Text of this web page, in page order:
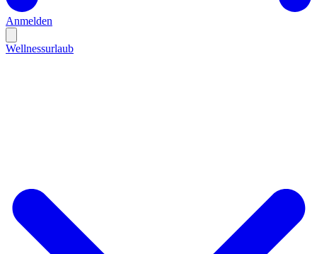
Anmelden
Wellnessurlaub